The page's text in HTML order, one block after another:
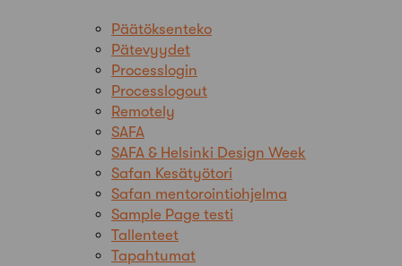
Päätöksenteko
Pätevyydet
Processlogin
Processlogout
Remotely
SAFA
SAFA & Helsinki Design Week
Safan Kesätyötori
Safan mentorointiohjelma
Sample Page testi
Tallenteet
Tapahtumat